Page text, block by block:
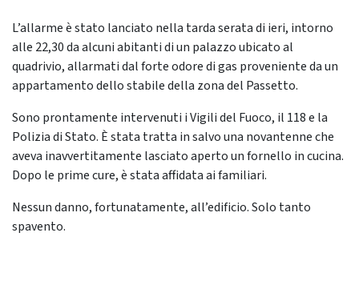
L’allarme è stato lanciato nella tarda serata di ieri, intorno
alle 22,30 da alcuni abitanti di un palazzo ubicato al
quadrivio, allarmati dal forte odore di gas proveniente da un
appartamento dello stabile della zona del Passetto.
Sono prontamente intervenuti i Vigili del Fuoco, il 118 e la
Polizia di Stato. È stata tratta in salvo una novantenne che
aveva inavvertitamente lasciato aperto un fornello in cucina.
Dopo le prime cure, è stata affidata ai familiari.
Nessun danno, fortunatamente, all’edificio. Solo tanto
spavento.